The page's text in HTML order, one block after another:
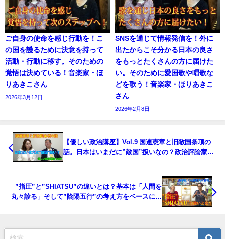
ご自身の使命を感じ行動を！こ
の国を護るために決意を持って
活動・行動に移す。そのための
覚悟は決めている！音楽家・ほ
りあきこさん
2026年3月12日
SNSを通じて情報発信を！外に
出たからこそ分かる日本の良さ
をもっとたくさんの方に届けた
い。そのために愛国歌や唱歌な
どを歌う！音楽家・ほりあきこ
さん
2026年2月8日
【優しい政治講座】Vol.9 国連憲章と旧敵国条項の
話。日本はいまだに”敵国”扱いなの？政治評論家・
”指圧”と”SHIATSU”の違いとは？基本は「人間を
丸々診る」そして”陰陽五行”の考え方をベースに。